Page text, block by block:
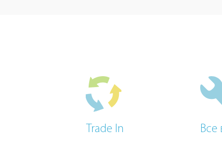
Trade In Все